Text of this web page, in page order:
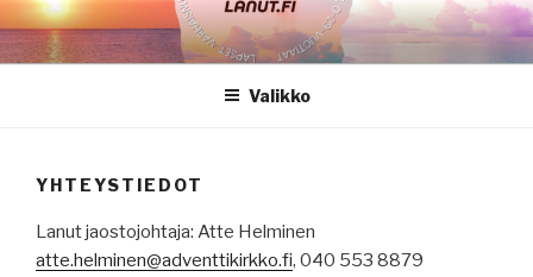
Siirry
sisältöön
Valikko
YHTEYSTIEDOT
Lanut jaostojohtaja: Atte Helminen
atte.helminen@adventtikirkko.fi, 040 553 8879